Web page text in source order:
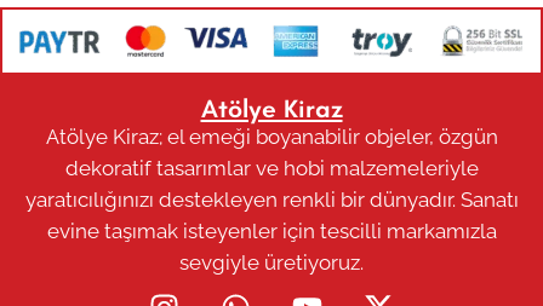
Atölye Kiraz
Atölye Kiraz; el emeği boyanabilir objeler, özgün
dekoratif tasarımlar ve hobi malzemeleriyle
yaratıcılığınızı destekleyen renkli bir dünyadır. Sanatı
evine taşımak isteyenler için tescilli markamızla
sevgiyle üretiyoruz.